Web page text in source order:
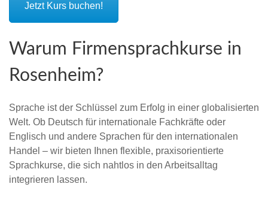
Jetzt Kurs buchen!
Warum Firmensprachkurse in
Rosenheim?
Sprache ist der Schlüssel zum Erfolg in einer globalisierten
Welt. Ob Deutsch für internationale Fachkräfte oder
Englisch und andere Sprachen für den internationalen
Handel – wir bieten Ihnen flexible, praxisorientierte
Sprachkurse, die sich nahtlos in den Arbeitsalltag
integrieren lassen.